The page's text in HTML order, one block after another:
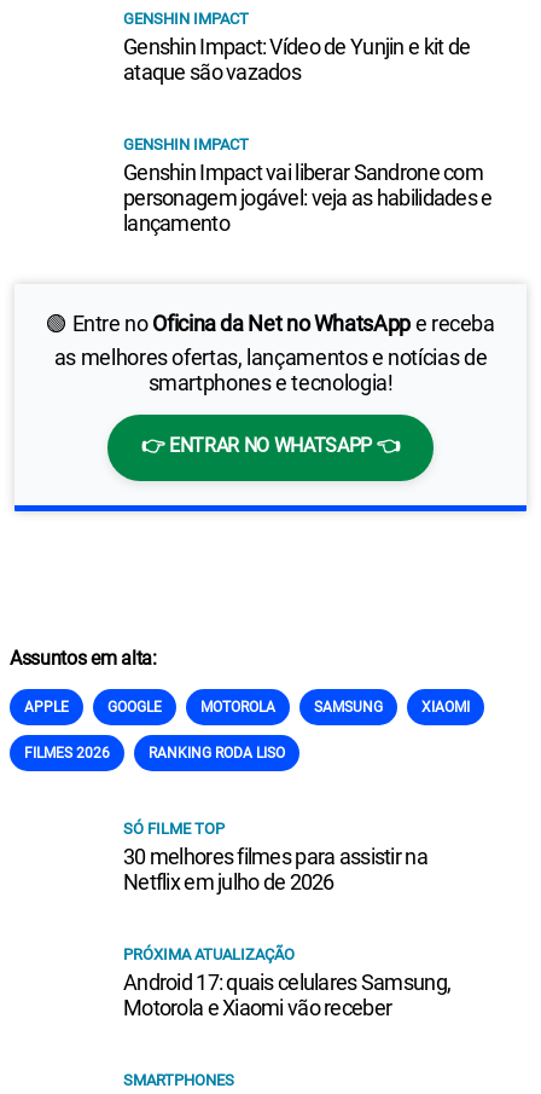
🟢 Entre noOficina da Net no WhatsAppe receba
as melhores ofertas, lançamentos e notícias de
smartphones e tecnologia!
👉 ENTRAR NO WHATSAPP 👈
GENSHIN IMPACT
Genshin Impact: Vídeo de Yunjin e kit de
ataque são vazados
GENSHIN IMPACT
Genshin Impact vai liberar Sandrone com
personagem jogável: veja as habilidades e
lançamento
Assuntos em alta:
APPLE GOOGLE MOTOROLA SAMSUNG XIAOMI
FILMES 2026 RANKING RODA LISO
SÓ FILME TOP
30 melhores filmes para assistir na
Netflix em julho de 2026
PRÓXIMA ATUALIZAÇÃO
Android 17: quais celulares Samsung,
Motorola e Xiaomi vão receber
SMARTPHONES